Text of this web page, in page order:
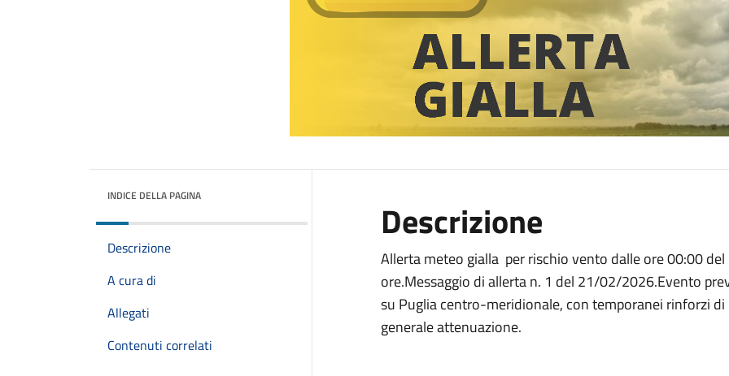
INDICE DELLA PAGINA
Descrizione
A cura di
Allegati
Contenuti correlati
Descrizione
Allerta meteo gialla per rischio vento dalle ore 00:00
ore.Messaggio di allerta n. 1 del 21/02/2026.Evento
su Puglia centro-meridionale, con temporanei rinforzi
generale attenuazione.